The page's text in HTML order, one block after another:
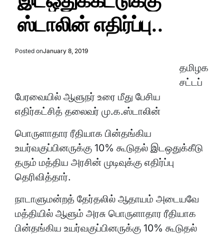
ஸ்டாலின் எதிர்ப்பு..
Posted onJanuary 8, 2019
தமிழக
சட்டப்
பேரவையில் ஆளுநர் உரை மீது பேசிய
எதிர்கட்சித் தலைவர் மு.க.ஸ்டாலின்
பொருளாதார ரீதியாக பின்தங்கிய
உயர்வகுப்பினருக்கு 10% கூடுதல் இடஒதுக்கீடு
தரும் மத்திய அரசின் முடிவுக்கு எதிர்ப்பு
தெரிவித்தார்.
நாடாளுமன்றத் தேர்தலில் ஆதாயம் அடையவே
மத்தியில் ஆளும் அரசு பொருளாதார ரீதியாக
பின்தங்கிய உயர்வகுப்பினருக்கு 10% கூடுதல்